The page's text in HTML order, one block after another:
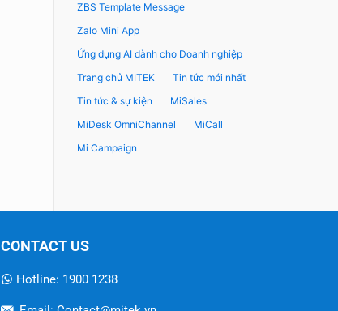
ZBS Template Message
Zalo Mini App
Ứng dụng AI dành cho Doanh nghiệp
Trang chủ MITEK
Tin tức mới nhất
Tin tức & sự kiện
MiSales
MiDesk OmniChannel
MiCall
Mi Campaign
CONTACT US
Hotline: 1900 1238